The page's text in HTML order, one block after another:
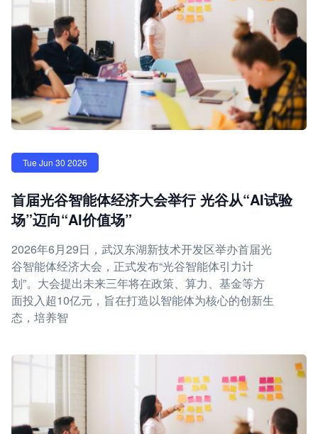
Tue Jun 30 2026
首届光谷智能体经济大会举行 光谷从“AI试验
场”迈向“AI价值场”
2026年6月29日，武汉东湖新技术开发区举办首届光
谷智能体经济大会，正式发布“光谷智能体引力计
划”。大会提出未来三年将在政策、算力、基金等方
面投入超10亿元，旨在打造以智能体为核心的创新生
态，培养智